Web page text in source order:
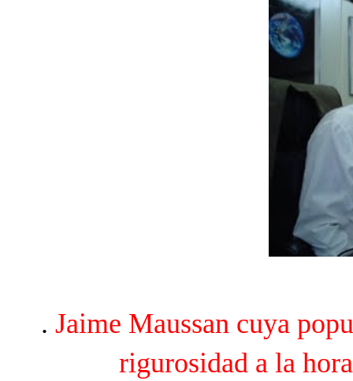
. Jaime Maussan cuya
rigurosidad a la